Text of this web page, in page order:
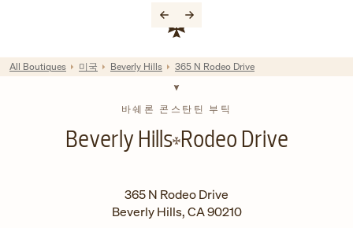
Return to Nav
바쉐론 콘스탄틴 부틱
Beverly Hills Rodeo Drive
365 N Rodeo Drive
Beverly Hills,CA90210
All Boutiques 미국 Beverly Hills 365 N Rodeo Drive